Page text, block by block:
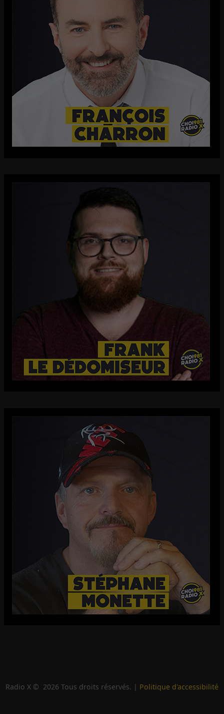
Radio X © 2026 Tous droits réservés. | Politique d'accessibilité